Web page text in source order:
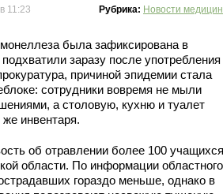
11:23 Рубрика: Новости
была зафиксирована в
заразу после употребления
причиной эпидемии стала
сотрудники вовремя не мыли
а столовую, кухню и туалет
инвентаря.
об отравлении более 100 учащихся
области. По информации областного
гораздо меньше, однако в